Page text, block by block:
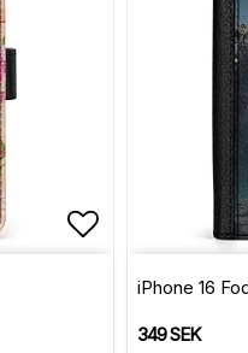
Lägg till i
iPhone 16
349 SEK